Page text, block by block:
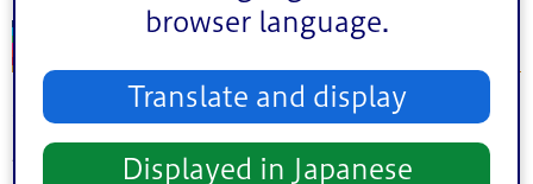
browser language.
Translate and display
Displayed in Japanese
事業者情報
事業所名：就労継続支援B型事業所ジョブアンティ
住所：江戸川区鹿骨1丁目61番8号 エムグローリー1階